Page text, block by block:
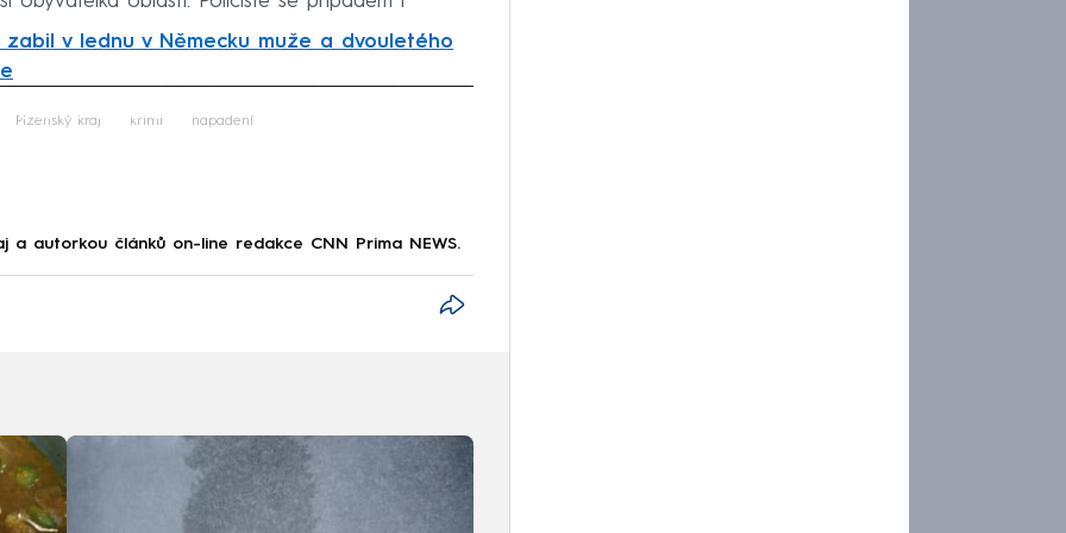
v lednu v Německu muže a dvouletého
to fetch
Plzeňský kraj krimi napadení
a autorkou článků on-line redakce CNN Prima NEWS.